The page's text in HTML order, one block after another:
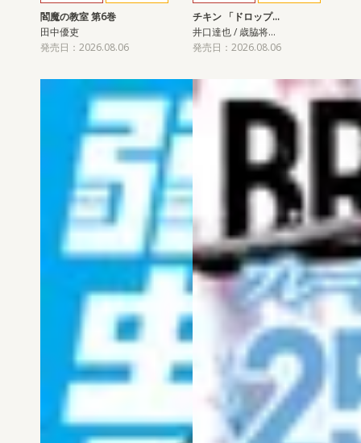
閻魔の教室 第6巻
田中優吏
発売日：2026.08.06
チキン 「ドロップ…
井口達也 / 歳脇将…
発売日：2026.08.06